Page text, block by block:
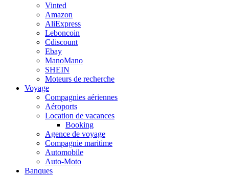
Vinted
Amazon
AliExpress
Leboncoin
Cdiscount
Ebay
ManoMano
SHEIN
Moteurs de recherche
Voyage
Compagnies aériennes
Aéroports
Location de vacances
Booking
Agence de voyage
Compagnie maritime
Automobile
Auto-Moto
Banques